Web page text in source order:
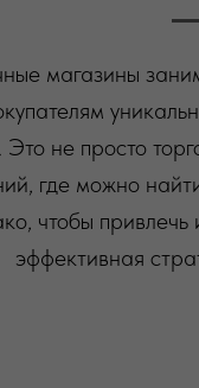
магазины
Это не просто
где можно
чтобы
эффективная